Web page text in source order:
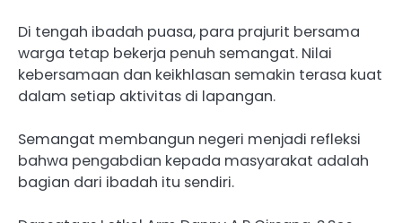
Di tengah ibadah puasa, para prajurit bersama
warga tetap bekerja penuh semangat. Nilai
kebersamaan dan keikhlasan semakin terasa kuat
dalam setiap aktivitas di lapangan.
Semangat membangun negeri menjadi refleksi
bahwa pengabdian kepada masyarakat adalah
bagian dari ibadah itu sendiri.